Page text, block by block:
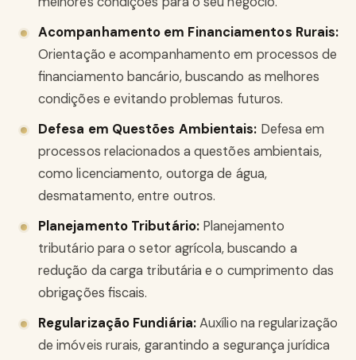
Acompanhamento em Financiamentos Rurais:
Orientação e acompanhamento em processos de
financiamento bancário, buscando as melhores
condições e evitando problemas futuros.
Defesa em Questões Ambientais: Defesa em
processos relacionados a questões ambientais,
como licenciamento, outorga de água,
desmatamento, entre outros.
Planejamento Tributário:Planejamento
tributário para o setor agrícola, buscando a
redução da carga tributária e o cumprimento das
obrigações fiscais.
Regularização Fundiária:Auxílio na regularização
de imóveis rurais, garantindo a segurança jurídica